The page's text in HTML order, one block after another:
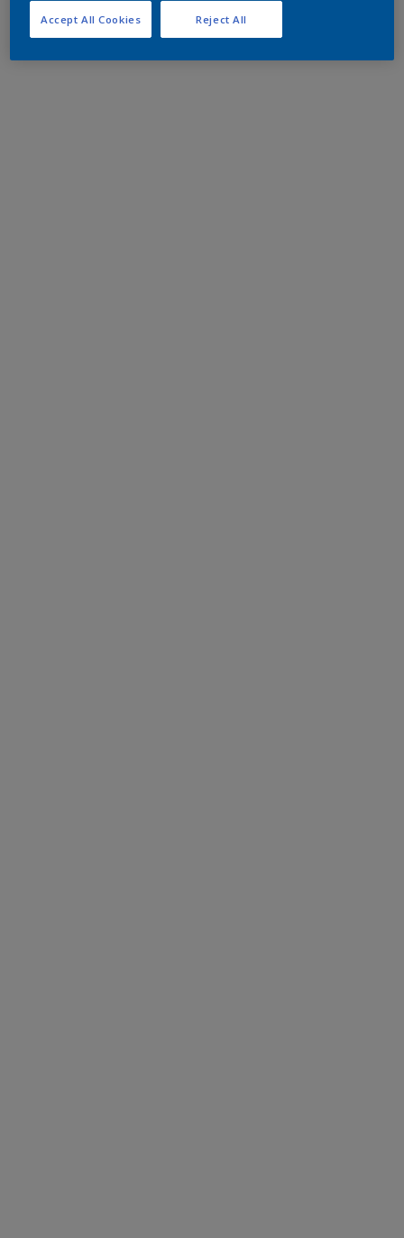
Reject All
Accept All Cookies